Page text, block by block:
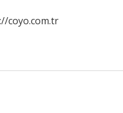
coyo.com.tr